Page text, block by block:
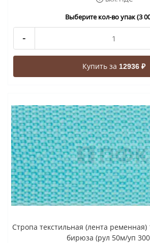
Выберите кол-во упак (3
-
Купить за 12936 ₽
Стропа текстильная (лента
бирюза (рул 50м/уп